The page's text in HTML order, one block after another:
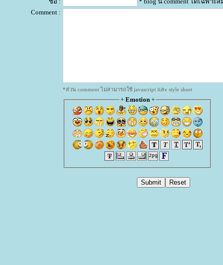
Comment :
*ส่วน comment ไม่สามารถใช้ javascript และ style sheet
+ Emotion+